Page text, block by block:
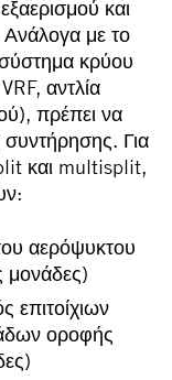
και
Ανάλογα με το
κρύου
αντλία
πρέπει να
συντήρησης. Για
και multisplit,
αερόψυκτου
μονάδες)
επιτοίχιων
οροφής